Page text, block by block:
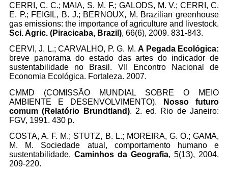
CERRI, C. C.; MAIA, S. M. F.; GALODS, M. V.; CERRI, C.
E. P.; FEIGIL, B. J.; BERNOUX, M. Brazilian greenhouse
gas emissions: the importance of agriculture and livestock.
Sci. Agric. (Piracicaba, Brazil), 66(6), 2009. 831-843.
CERVI, J. L.; CARVALHO, P. G. M.A Pegada Ecológica:
breve panorama do estado das artes do indicador de
sustentabilidade no Brasil. VII Encontro Nacional de
Economia Ecológica. Fortaleza. 2007.
CMMD (COMISSÃO MUNDIAL SOBRE O MEIO
AMBIENTE E DESENVOLVIMENTO).
Nosso futuro
comum (Relatório Brundtland). 2. ed. Rio de Janeiro:
FGV, 1991. 430 p.
COSTA, A. F. M.; STUTZ, B. L.; MOREIRA, G. O.; GAMA,
M. M. Sociedade atual, comportamento humano e
sustentabilidade. Caminhos da Geografia, 5(13), 2004.
209-220.